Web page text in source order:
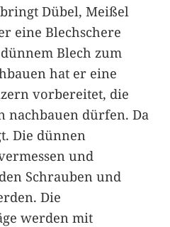
Dübel, Meißel
eine Blechschere
Blech zum
hat er eine
vorbereitet, die
nachbauen dürfen. Da
Die dünnen
und
Schrauben und
Die
werden mit